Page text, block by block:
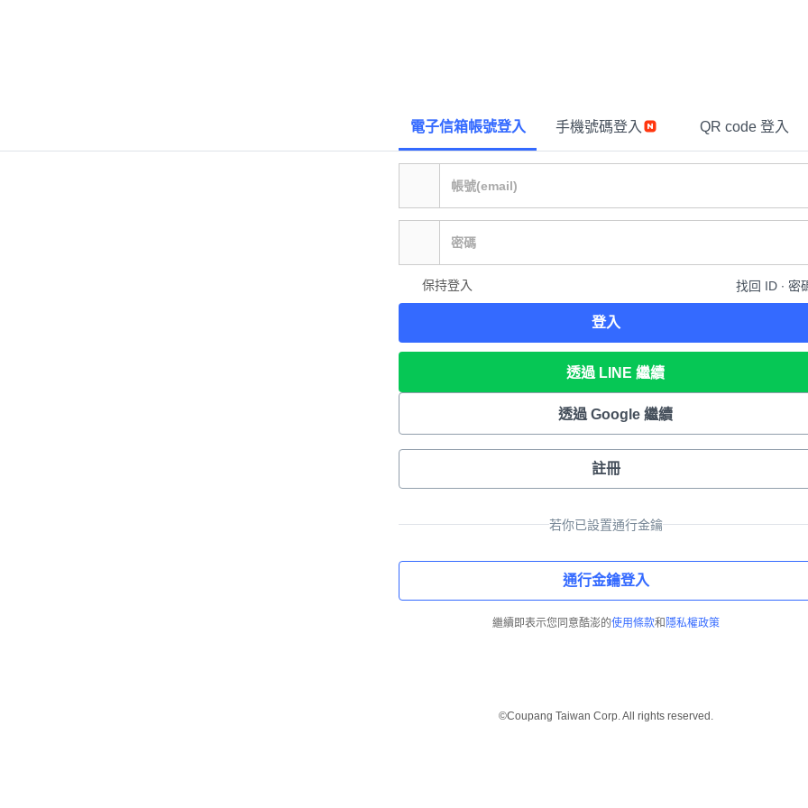
電子信箱帳號登入 手機號碼登入 QR code 登入
保持登入 找回 ID ∙ 密
登入
透過 LINE 繼續
透過 Google 繼續
註冊
若你已設置通行金鑰
通行金鑰登入
繼續即表示您同意酷澎的使用條款和 隱私權政策
©Coupang Taiwan Corp. All rights reserved.